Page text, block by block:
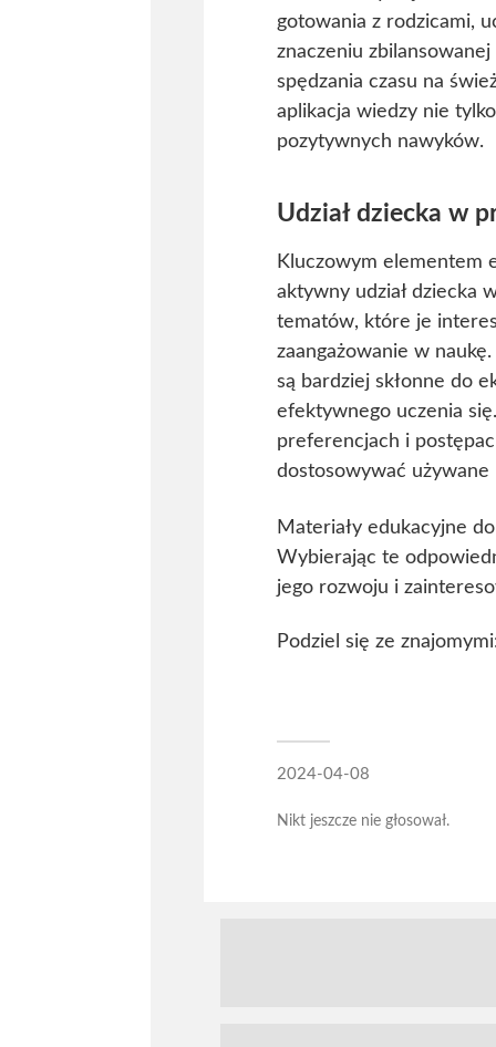
gotowania z rodzicami,
znaczeniu
spędzania czasu na
aplikacja wiedzy nie
pozytywnych nawyków.
Udział dziecka w
Kluczowym elementem
aktywny udział dziecka
tematów, które je
zaangażowanie w
są bardziej skłonne do
efektywnego uczenia
preferencjach i
dostosowywać używane
Materiały edukacyjne
Wybierając te
jego rozwoju i
Podziel się ze
2024-04-08
Nikt jeszcze nie głosował.